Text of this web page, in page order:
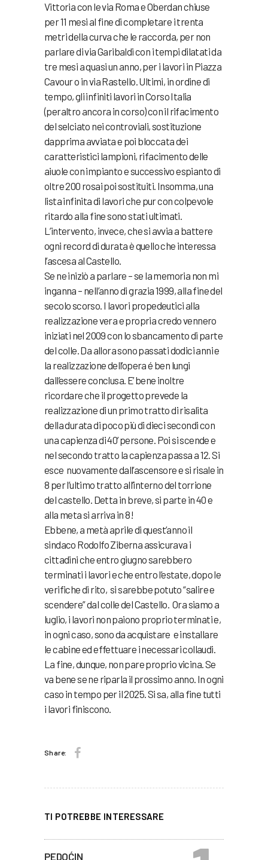
Vittoria con le via Roma e Oberdan chiuse
per 11 mesi al fine di completare i trenta
metri della curva che le raccorda, per non
parlare di via Garibaldi con i tempi dilatati da
tre mesi a quasi un anno, per i lavori in Piazza
Cavour o in via Rastello. Ultimi, in ordine di
tempo, gli infiniti lavori in Corso Italia
(peraltro ancora in corso) con il rifacimento
del selciato nei controviali, sostituzione
dapprima avviata e poi bloccata dei
caratteristici lampioni, rifacimento delle
aiuole con impianto e successivo espianto di
oltre 200 rosai poi sostituiti. Insomma, una
lista infinita di lavori che pur con colpevole
ritardo alla fine sono stati ultimati.
L’intervento, invece, che si avvia a battere
ogni record di durata è quello che interessa
l’ascesa al Castello.
Se ne iniziò a parlare – se la memoria non mi
inganna – nell’anno di grazia 1999, alla fine del
secolo scorso. I lavori propedeutici alla
realizzazione vera e propria credo vennero
iniziati nel 2009 con lo sbancamento di parte
del colle. Da allora sono passati dodici anni e
la realizzazione dell’opera é ben lungi
dall’essere conclusa. E’ bene inoltre
ricordare che il progetto prevede la
realizzazione di un primo tratto di risalita
della durata di poco più di dieci secondi con
una capienza di 40’ persone. Poi si scende e
nel secondo tratto la capienza passa a 12. Si
esce nuovamente dall’ascensore e si risale in
8 per l’ultimo tratto all’interno del torrione
del castello. Detta in breve, si parte in 40 e
alla meta si arriva in 8!
Ebbene, a metà aprile di quest’anno il
sindaco Rodolfo Ziberna assicurava i
cittadini che entro giugno sarebbero
terminati i lavori e che entro l’estate, dopo le
verifiche di rito, si sarebbe potuto “salire e
scendere” dal colle del Castello. Ora siamo a
luglio, i lavori non paiono proprio terminati e,
in ogni caso, sono da acquistare e installare
le cabine ed effettuare i necessari collaudi.
La fine, dunque, non pare proprio vicina. Se
va bene se ne riparla il prossimo anno. In ogni
caso in tempo per il 2025. Si sa, alla fine tutti
i lavori finiscono.
Share:
TI POTREBBE INTERESSARE
PEDOĆIN